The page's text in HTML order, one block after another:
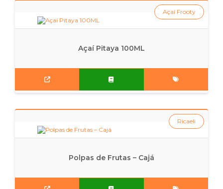
Açaí Pitaya 100ML
Açaí Frooty
Polpas de Frutas – Cajá
Ricaeli